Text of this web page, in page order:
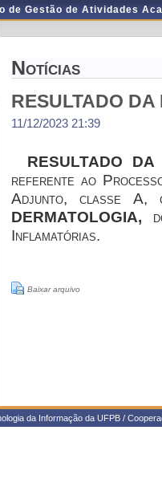
de Gestão de Atividades
Notícias
RESULTADO DA
11/12/2023 21:39
RESULTADO
referente ao
Adjunto, classe A,
DERMATOLOGIA,
Inflamatórias.
Baixar arquivo
da Informação da UFPB /